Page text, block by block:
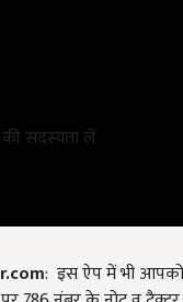
की सदस्यता लें
786 नंबर के नोट व